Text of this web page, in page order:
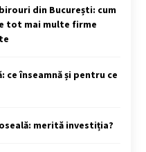
din București: cum
tot mai multe firme
înseamnă și pentru ce
merită investiția?